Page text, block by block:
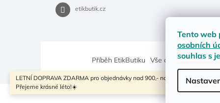
Tento web
osobních
souhlas s
LETNÍ DOPRAVA ZDARMA pro objednávky nad 900,- na pobočky
Přejeme krásné léto!☀️
etikbutik.cz
Příběh EtikButiku Vše o nákupu